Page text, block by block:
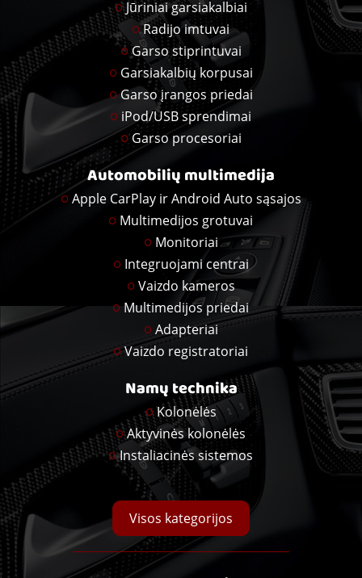
Jūriniai garsiakalbiai
Radijo imtuvai
Garso stiprintuvai
Garsiakalbių korpusai
Garso įrangos priedai
iPod/USB sprendimai
Garso procesoriai
Automobilių multimedija
Apple CarPlay ir Android Auto sąsajos
Multimedijos grotuvai
Monitoriai
Integruojami centrai
Vaizdo kameros
Multimedijos priedai
Adapteriai
Vaizdo registratoriai
Namų technika
Kolonėlės
Aktyvinės kolonėlės
Instaliacinės sistemos
Visos kategorijos